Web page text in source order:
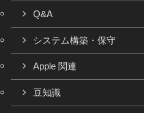
Q&A
システム構築・保守
Apple 関連
豆知識